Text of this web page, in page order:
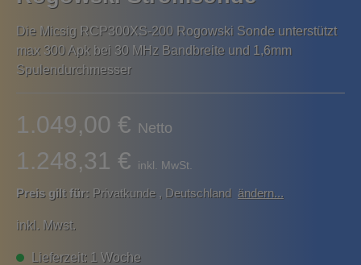
Die Micsig RCP300XS-200 Rogowski Sonde unterstützt
max 300 Apk bei 30 MHz Bandbreite und 1,6mm
Spulendurchmesser
1.049,00 € Netto
1.248,31 € inkl. MwSt.
Preis gilt für: Privatkunde, Deutschland ändern...
inkl. Mwst.
Lieferzeit: 1 Woche